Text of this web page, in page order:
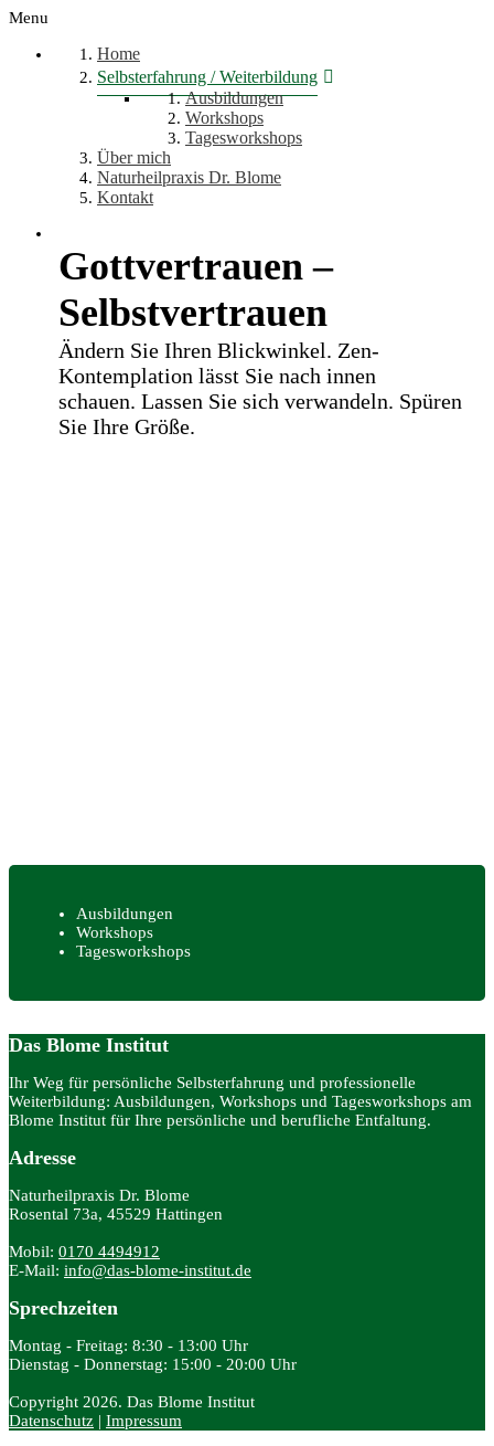
Menu
Home
Selbsterfahrung / Weiterbildung
Ausbildungen
Workshops
Tagesworkshops
Über mich
Naturheilpraxis Dr. Blome
Kontakt
Gottvertrauen –
Selbstvertrauen
Ändern Sie Ihren Blickwinkel. Zen-
Kontemplation lässt Sie nach innen
schauen. Lassen Sie sich verwandeln. Spüren
Sie Ihre Größe.
Ausbildungen
Workshops
Tagesworkshops
Das Blome Institut
Ihr Weg für persönliche Selbsterfahrung und professionelle
Weiterbildung: Ausbildungen, Workshops und Tagesworkshops am
Blome Institut für Ihre persönliche und berufliche Entfaltung.
Adresse
Naturheilpraxis Dr. Blome
Rosental 73a, 45529 Hattingen
Mobil: 0170 4494912
E-Mail: info@das-blome-institut.de
Sprechzeiten
Montag - Freitag: 8:30 - 13:00 Uhr
Dienstag - Donnerstag: 15:00 - 20:00 Uhr
Copyright 2026. Das Blome Institut
Datenschutz | Impressum